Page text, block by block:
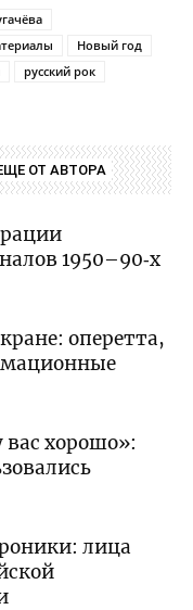
Новый год
русский рок
ОТ АВТОРА
1950–90‑х
оперетта,
хорошо»:
лица